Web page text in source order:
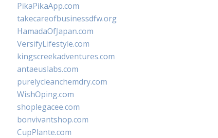
PikaPikaApp.com
takecareofbusinessdfw.org
HamadaOfJapan.com
VersifyLifestyle.com
kingscreekadventures.com
antaeuslabs.com
purelycleanchemdry.com
WishOping.com
shoplegacee.com
bonvivantshop.com
CupPlante.com